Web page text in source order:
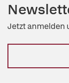
Jetzt anmelden